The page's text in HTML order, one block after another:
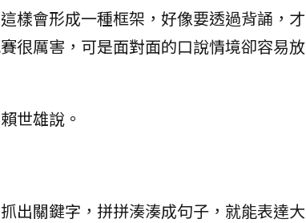
樣會形成一種框架，好像要透過背誦，才
很厲害，可是面對面的口說情境卻容易放
世雄說。
出關鍵字，拼拼湊湊成句子，就能表達大